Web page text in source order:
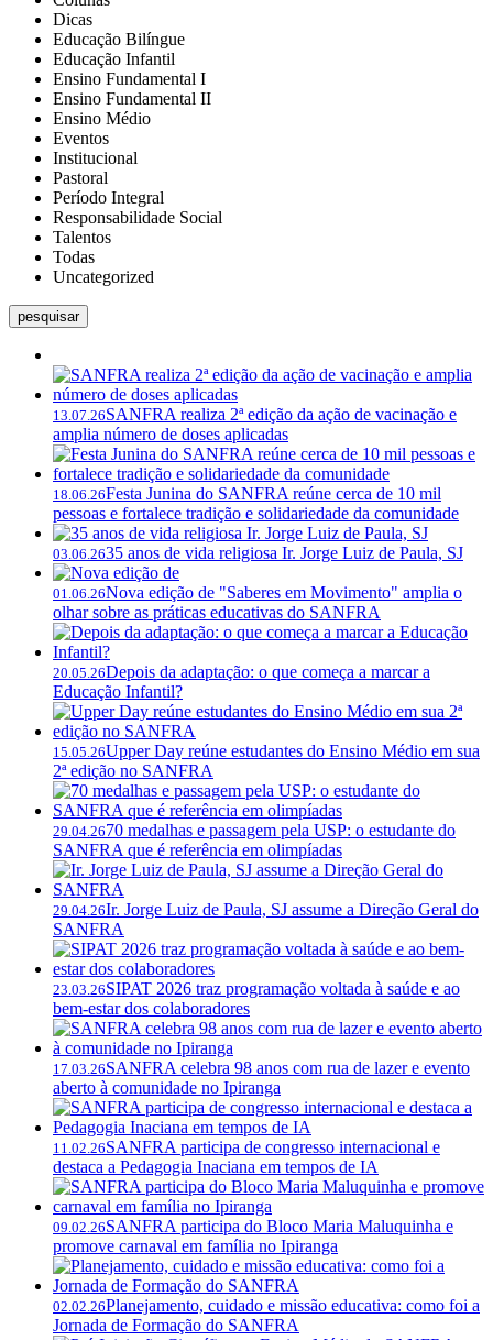
Dicas
Educação Bilíngue
Educação Infantil
Ensino Fundamental I
Ensino Fundamental II
Ensino Médio
Eventos
Institucional
Pastoral
Período Integral
Responsabilidade Social
Talentos
Todas
Uncategorized
pesquisar
13.07.26SANFRA realiza 2ª edição da ação de vacinação e
amplia número de doses aplicadas
18.06.26Festa Junina do SANFRA reúne cerca de 10 mil
pessoas e fortalece tradição e solidariedade da comunidade
03.06.2635 anos de vida religiosa Ir. Jorge Luiz de Paula, SJ
01.06.26Nova edição de "Saberes em Movimento" amplia o
olhar sobre as práticas educativas do SANFRA
20.05.26Depois da adaptação: o que começa a marcar a
Educação Infantil?
15.05.26Upper Day reúne estudantes do Ensino Médio em sua
2ª edição no SANFRA
29.04.2670 medalhas e passagem pela USP: o estudante do
SANFRA que é referência em olimpíadas
29.04.26Ir. Jorge Luiz de Paula, SJ assume a Direção Geral do
SANFRA
23.03.26SIPAT 2026 traz programação voltada à saúde e ao
bem-estar dos colaboradores
17.03.26SANFRA celebra 98 anos com rua de lazer e evento
aberto à comunidade no Ipiranga
11.02.26SANFRA participa de congresso internacional e
destaca a Pedagogia Inaciana em tempos de IA
09.02.26SANFRA participa do Bloco Maria Maluquinha e
promove carnaval em família no Ipiranga
02.02.26Planejamento, cuidado e missão educativa: como foi a
Jornada de Formação do SANFRA